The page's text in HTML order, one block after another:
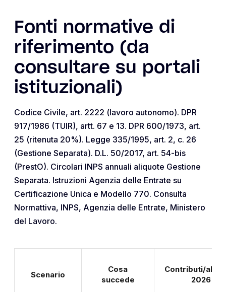
Fonti normative di
riferimento (da
consultare su portali
istituzionali)
Codice Civile, art. 2222 (lavoro autonomo). DPR
917/1986 (TUIR), artt. 67 e 13. DPR 600/1973, art.
25 (ritenuta 20%). Legge 335/1995, art. 2, c. 26
(Gestione Separata). D.L. 50/2017, art. 54-bis
(PrestO). Circolari INPS annuali aliquote Gestione
Separata. Istruzioni Agenzia delle Entrate su
Certificazione Unica e Modello 770. Consulta
Normattiva, INPS, Agenzia delle Entrate, Ministero
del Lavoro.
Scenario
Cosa
succede
Contributi/
2026